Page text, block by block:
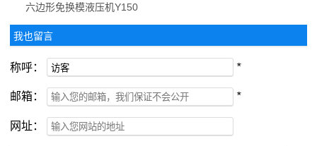
六边形免换模液压机Y150
我也留言
称呼： *
邮箱： *
网址：